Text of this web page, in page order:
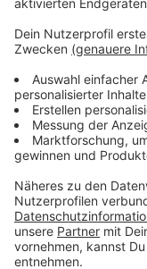
⦁ das städtische
Mallwitzstraße 9-
⦁ das Konrad-
Straße 24
⦁ von 14 bis 18
Friedensplatz.
Anzeige